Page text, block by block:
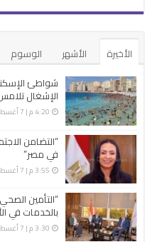
الأخيرة الأشهر
الوسوم
شواطئ
الإشغال تلامس
4:20 م | 7 أغسطس، 2026
“التضامن
في مصر”
3:55 م | 7 أغسطس، 2026
“التأمين
بالخدمات في
3:30 م | 7 أغسطس، 2026